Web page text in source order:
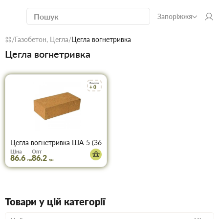
Запоріжжя
Газобетон, Цегла Цегла вогнетривка
Цегла вогнетривка
Бонуси
+ 0
Цегла вогнетривка ША-5 (360шт.) 230х114х65
Ціна
86.6 грн
Опт
86.2 грн
Товари у цій категорії